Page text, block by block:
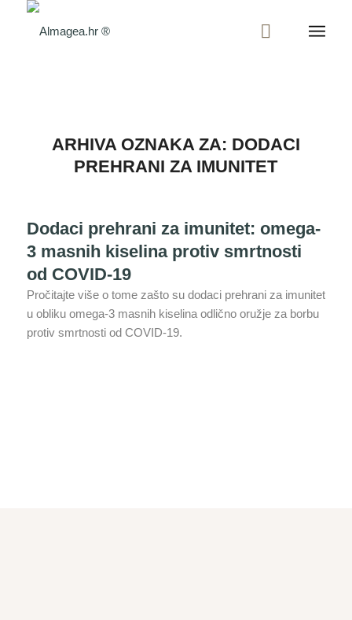
ARHIVA OZNAKA ZA: DODACI
PREHRANI ZA IMUNITET
Dodaci prehrani za imunitet: omega-
3 masnih kiselina protiv smrtnosti
od COVID-19
Pročitajte više o tome zašto su dodaci prehrani za imunitet
u obliku omega-3 masnih kiselina odlično oružje za borbu
protiv smrtnosti od COVID-19.